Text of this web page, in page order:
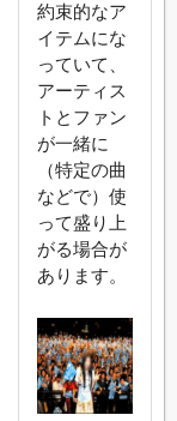
約束的なア
イテムにな
っていて、
アーティス
トとファン
が一緒に
（特定の曲
などで）使
って盛り上
がる場合が
あります。